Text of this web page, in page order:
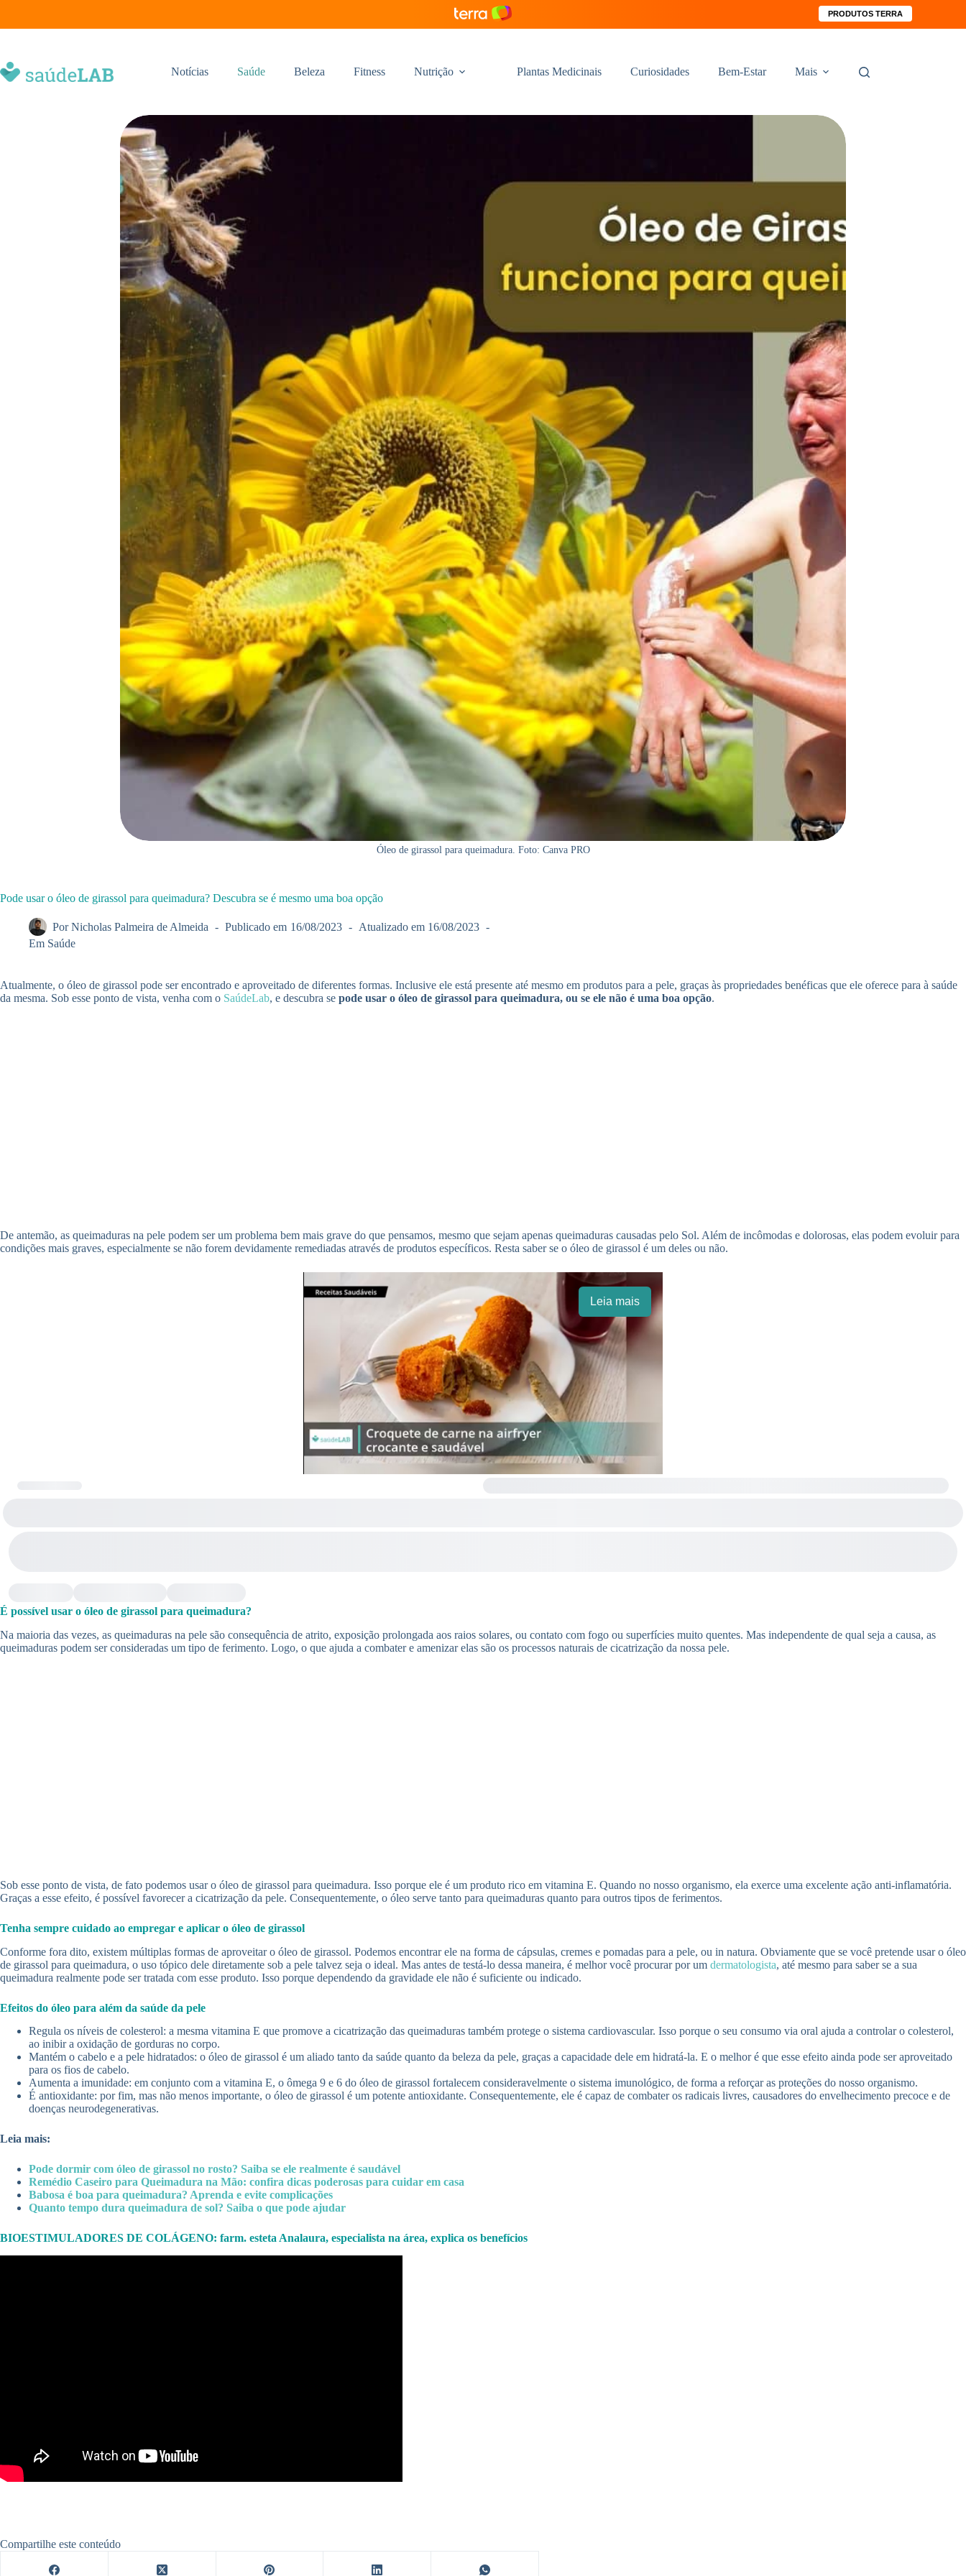
PRODUTOS TERRA
Notícias Saúde Beleza Fitness Nutrição Plantas Medicinais Curiosidades Bem-Estar Mais
Óleo de girassol para queimadura. Foto: Canva PRO
Pode usar o óleo de girassol para queimadura? Descubra se é mesmo uma boa opção
Por Nicholas Palmeira de Almeida Publicado em 16/08/2023 Atualizado em 16/08/2023
Em Saúde
Atualmente, o óleo de girassol pode ser encontrado e aproveitado de diferentes formas. Inclusive ele está presente até mesmo em produtos para a pele, graças às propriedades benéficas que ele oferece para à saúde
da mesma. Sob esse ponto de vista, venha com o SaúdeLab, e descubra se pode usar o óleo de girassol para queimadura, ou se ele não é uma boa opção.
De antemão, as queimaduras na pele podem ser um problema bem mais grave do que pensamos, mesmo que sejam apenas queimaduras causadas pelo Sol. Além de incômodas e dolorosas, elas podem evoluir para
condições mais graves, especialmente se não forem devidamente remediadas através de produtos específicos. Resta saber se o óleo de girassol é um deles ou não.
Leia mais
É possível usar o óleo de girassol para queimadura?
Na maioria das vezes, as queimaduras na pele são consequência de atrito, exposição prolongada aos raios solares, ou contato com fogo ou superfícies muito quentes. Mas independente de qual seja a causa, as
queimaduras podem ser consideradas um tipo de ferimento. Logo, o que ajuda a combater e amenizar elas são os processos naturais de cicatrização da nossa pele.
Sob esse ponto de vista, de fato podemos usar o óleo de girassol para queimadura. Isso porque ele é um produto rico em vitamina E. Quando no nosso organismo, ela exerce uma excelente ação anti-inflamatória.
Graças a esse efeito, é possível favorecer a cicatrização da pele. Consequentemente, o óleo serve tanto para queimaduras quanto para outros tipos de ferimentos.
Tenha sempre cuidado ao empregar e aplicar o óleo de girassol
Conforme fora dito, existem múltiplas formas de aproveitar o óleo de girassol. Podemos encontrar ele na forma de cápsulas, cremes e pomadas para a pele, ou in natura. Obviamente que se você pretende usar o óleo
de girassol para queimadura, o uso tópico dele diretamente sob a pele talvez seja o ideal. Mas antes de testá-lo dessa maneira, é melhor você procurar por um dermatologista, até mesmo para saber se a sua
queimadura realmente pode ser tratada com esse produto. Isso porque dependendo da gravidade ele não é suficiente ou indicado.
Efeitos do óleo para além da saúde da pele
Regula os níveis de colesterol: a mesma vitamina E que promove a cicatrização das queimaduras também protege o sistema cardiovascular. Isso porque o seu consumo via oral ajuda a controlar o colesterol,
ao inibir a oxidação de gorduras no corpo.
Mantém o cabelo e a pele hidratados: o óleo de girassol é um aliado tanto da saúde quanto da beleza da pele, graças a capacidade dele em hidratá-la. E o melhor é que esse efeito ainda pode ser aproveitado
para os fios de cabelo.
Aumenta a imunidade: em conjunto com a vitamina E, o ômega 9 e 6 do óleo de girassol fortalecem consideravelmente o sistema imunológico, de forma a reforçar as proteções do nosso organismo.
É antioxidante: por fim, mas não menos importante, o óleo de girassol é um potente antioxidante. Consequentemente, ele é capaz de combater os radicais livres, causadores do envelhecimento precoce e de
doenças neurodegenerativas.
Leia mais:
Pode dormir com óleo de girassol no rosto? Saiba se ele realmente é saudável
Remédio Caseiro para Queimadura na Mão: confira dicas poderosas para cuidar em casa
Babosa é boa para queimadura? Aprenda e evite complicações
Quanto tempo dura queimadura de sol? Saiba o que pode ajudar
BIOESTIMULADORES DE COLÁGENO: farm. esteta Analaura, especialista na área, explica os benefícios
Compartilhe este conteúdo